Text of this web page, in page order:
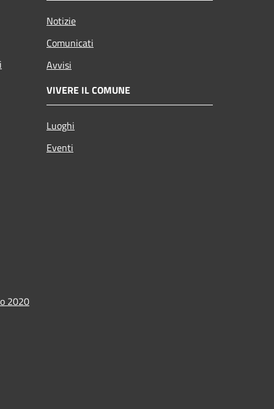
Notizie
Comunicati
Avvisi
VIVERE IL COMUNE
Luoghi
Eventi
2020